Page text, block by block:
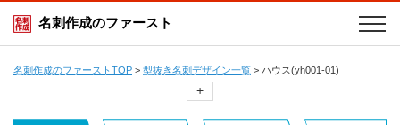
名刺作成のファースト
名刺作成のファーストTOP > 型抜き名刺デザイン一覧 > ハウス(yh001-01)
+